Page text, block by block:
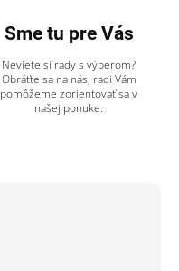
Sme tu pre Vás
Neviete si rady s výberom?
Obráťte sa na nás, radi Vám
pomôžeme zorientovať sa v
našej ponuke.